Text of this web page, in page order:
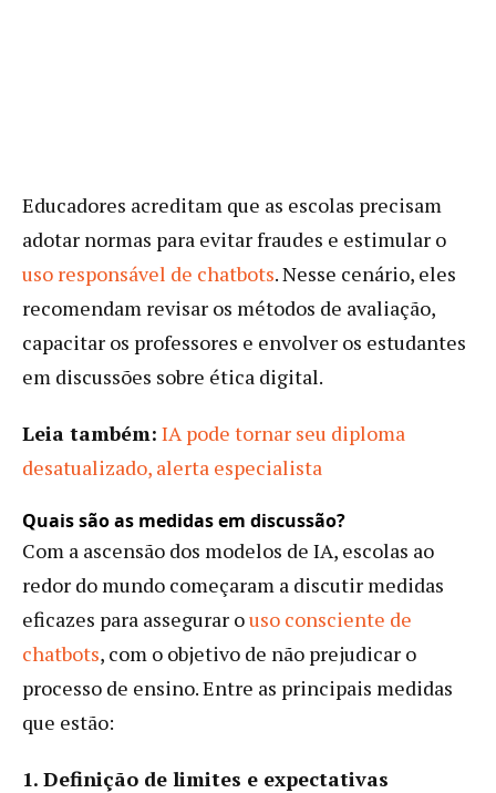
Educadores acreditam que as escolas precisam
adotar normas para evitar fraudes e estimular o
uso responsável de chatbots. Nesse cenário, eles
recomendam revisar os métodos de avaliação,
capacitar os professores e envolver os estudantes
em discussões sobre ética digital.
Leia também: IA pode tornar seu diploma
desatualizado, alerta especialista
Quais são as medidas em discussão?
Com a ascensão dos modelos de IA, escolas ao
redor do mundo começaram a discutir medidas
eficazes para assegurar ouso consciente de
chatbots, com o objetivo de não prejudicar o
processo de ensino. Entre as principais medidas
que estão:
1. Definição de limites e expectativas